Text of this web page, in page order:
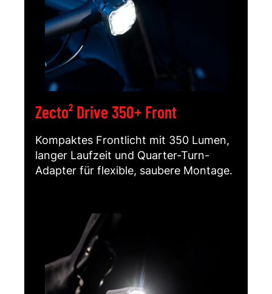
Zecto² Drive 350+ Front
Kompaktes Frontlicht mit 350 Lumen,
langer Laufzeit und Quarter-Turn-
Adapter für flexible, saubere Montage.